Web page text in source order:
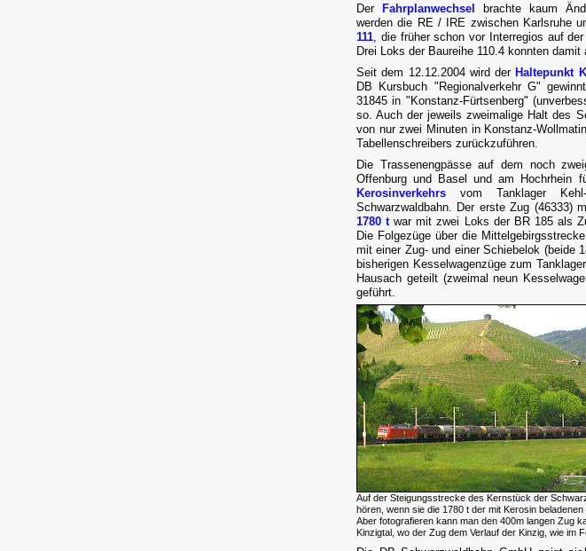
Der
Fahrplanwechsel
brachte kaum
werden die RE / IRE zwischen Karlsruhe
111 , die früher schon vor Interregios auf
Drei Loks der Baureihe 110.4 konnten damit
Seit dem 12.12.2004 wird der Haltepunkt
DB Kursbuch "Regionalverkehr G"
31845 in "Konstanz-Fürtsenberg"
so. Auch der jeweils zweimalige Halt des
von nur zwei Minuten in Konstanz-
Tabellenschreibers zurückzuführen.
Die Trassenengpässe auf dem noch
Offenburg und Basel und am Hochrhein
Kerosinverkehrs vom Tanklager
Schwarzwaldbahn. Der erste Zug (46333)
1780 t war mit zwei Loks der BR 185 als
Die Folgezüge über die
mit einer Zug- und einer Schiebelok (beide
bisherigen Kesselwagenzüge zum
Hausach geteilt (zweimal neun
geführt.
Auf der Steigungsstrecke des Kernstück der
hören, wenn sie die 1780 t der mit Kerosin
Aber fotografieren kann man den 400m langen Zug
Kinzigtal, wo der Zug dem Verlauf der Kinzig, wie im